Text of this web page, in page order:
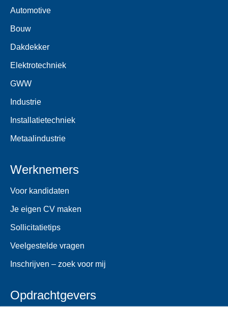
Automotive
Bouw
Dakdekker
Elektrotechniek
GWW
Industrie
Installatietechniek
Metaalindustrie
Werknemers
Voor kandidaten
Je eigen CV maken
Sollicitatietips
Veelgestelde vragen
Inschrijven – zoek voor mij
Opdrachtgevers